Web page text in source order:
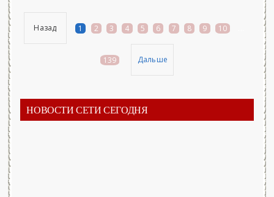
Назад 1 2 3 4 5 6 7 8 9 10
139 Дальше
НОВОСТИ СЕТИ СЕГОДНЯ